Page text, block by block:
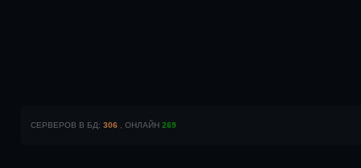
СЕРВЕРОВ В БД: 306 , ОНЛАЙН 269